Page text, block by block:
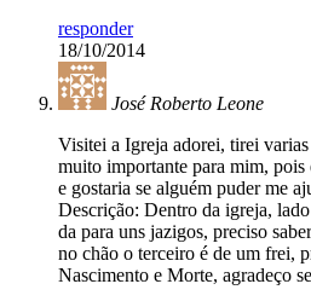
responder
18/10/2014
José Roberto Leone
Visitei a Igreja adorei, tirei
muito importante para mim, pois
e gostaria se alguém puder me
Descrição: Dentro da igreja,
da para uns jazigos, preciso
no chão o terceiro é de um frei,
Nascimento e Morte, agradeço